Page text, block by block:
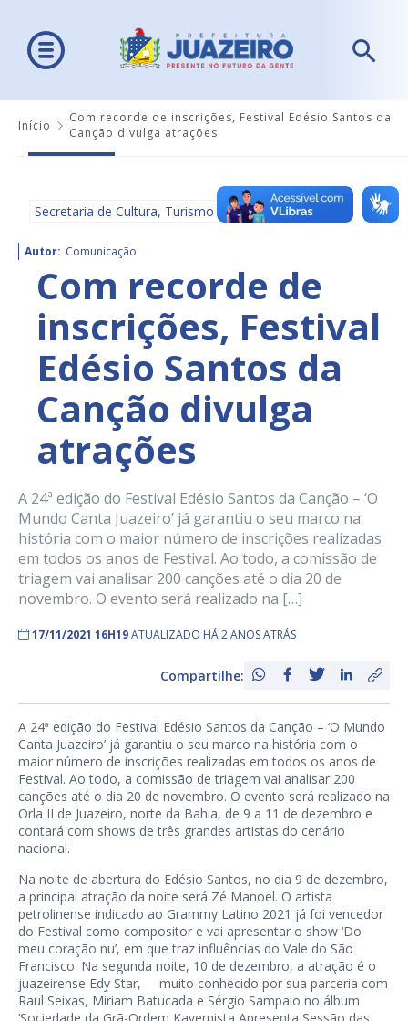
Início
Com recorde de inscrições, Festival Edésio Santos da
Canção divulga atrações
Secretaria de Cultura, Turismo e Esportes - SECULTE
Autor: Comunicação
Com recorde de
inscrições, Festival
Edésio Santos da
Canção divulga
atrações
A 24ª edição do Festival Edésio Santos da Canção – ‘O
Mundo Canta Juazeiro’ já garantiu o seu marco na
história com o maior número de inscrições realizadas
em todos os anos de Festival. Ao todo, a comissão de
triagem vai analisar 200 canções até o dia 20 de
novembro. O evento será realizado na […]
17/11/2021 16H19ATUALIZADO HÁ 2 ANOS ATRÁS
Compartilhe:
A 24ª edição do Festival Edésio Santos da Canção – ‘O Mundo
Canta Juazeiro’ já garantiu o seu marco na história com o
maior número de inscrições realizadas em todos os anos de
Festival. Ao todo, a comissão de triagem vai analisar 200
canções até o dia 20 de novembro. O evento será realizado na
Orla II de Juazeiro, norte da Bahia, de 9 a 11 de dezembro e
contará com shows de três grandes artistas do cenário
nacional.
Na noite de abertura do Edésio Santos, no dia 9 de dezembro,
a principal atração da noite será Zé Manoel. O artista
petrolinense indicado ao Grammy Latino 2021 já foi vencedor
do Festival como compositor e vai apresentar o show ‘Do
meu coração nu’, em que traz influências do Vale do São
Francisco. Na segunda noite, 10 de dezembro, a atração é o
juazeirense Edy Star, muito conhecido por sua parceria com
Raul Seixas, Miriam Batucada e Sérgio Sampaio no álbum